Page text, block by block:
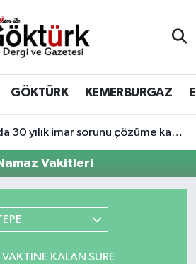
GÖKTÜRK KEMERBURGAZ
yılık imar sorunu çözüme kavuşuyor
Vakitleri
KALAN SÜRE
Durumu
Yoğunluk Haritası
ve Fikstür